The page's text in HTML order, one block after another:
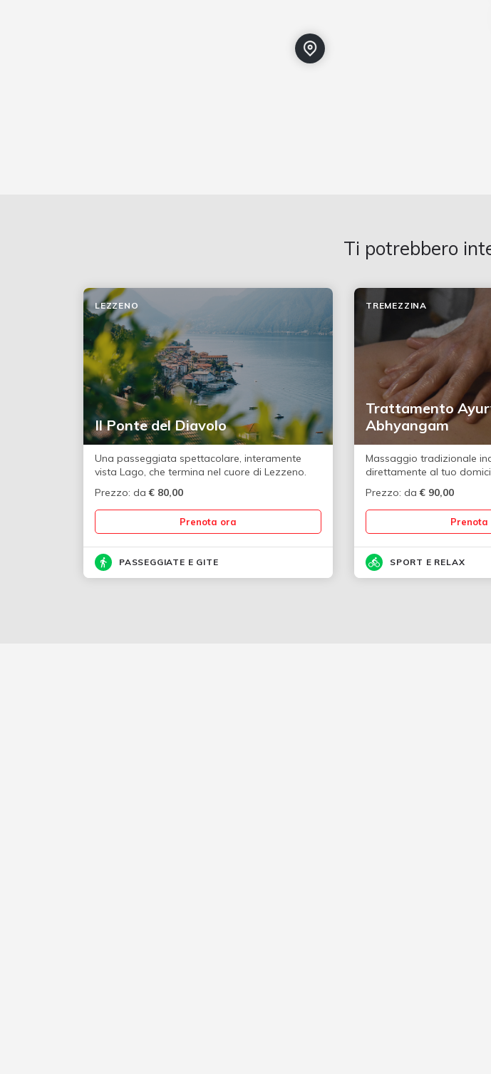
Ti potrebbero
Il Ponte del Diavolo
LEZZENO
Una passeggiata spettacolare, interamente
vista Lago, che termina nel cuore di Lezzeno.
Prezzo: da€ 80,00
Prenota ora
PASSEGGIATE E GITE
Trattamento
Abhyangam
TREMEZZINA
Massaggio tradizionale
direttamente al tuo
Prezzo: da€90,00
Prenota
SPORT E RELAX